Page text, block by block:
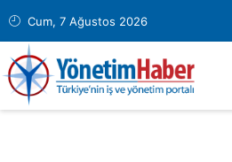
Cum, 7 Ağustos 2026